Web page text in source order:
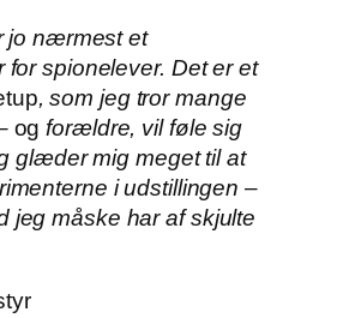
jo nærmest et
spionelever. Det er et
, som jeg tror mange
og forældre, vil føle sig
glæder mig meget til at
i udstillingen –
jeg måske har af skjulte